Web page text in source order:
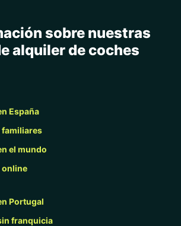
sobre nuestras
alquiler de coches
España
familiares
el mundo
online
Portugal
franquicia